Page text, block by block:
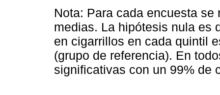
Nota: Para cada encuesta
medias. La hipótesis nula es
en cigarrillos en cada quintil
(grupo de referencia). En
significativas con un 99% de